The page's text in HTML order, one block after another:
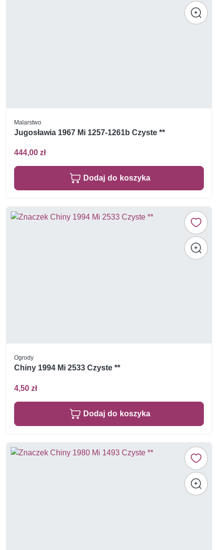
Malarstwo
Jugosławia 1967 Mi 1257-1261b Czyste **
444,00 zł
Dodaj do koszyka
Ogrody
Chiny 1994 Mi 2533 Czyste **
4,50 zł
Dodaj do koszyka